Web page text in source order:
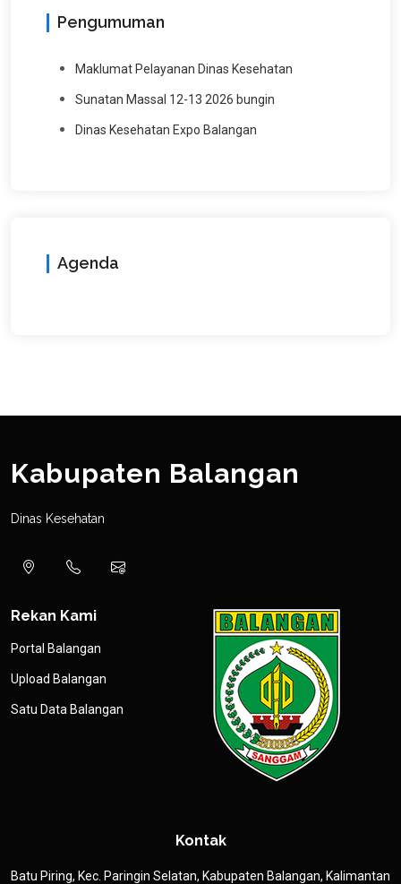
Pengumuman
Maklumat Pelayanan Dinas Kesehatan
Sunatan Massal 12-13 2026 bungin
Dinas Kesehatan Expo Balangan
Agenda
Kabupaten Balangan
Dinas Kesehatan
Rekan Kami
Portal Balangan
Upload Balangan
Satu Data Balangan
Kontak
Batu Piring, Kec. Paringin Selatan, Kabupaten Balangan, Kalimantan